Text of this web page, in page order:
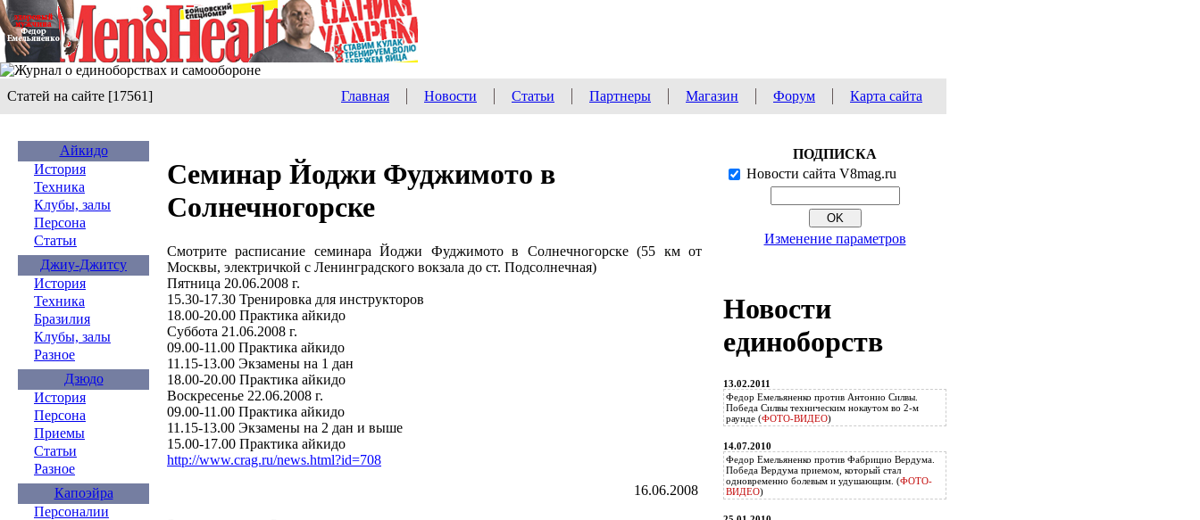
Статей на сайте [17561] Главная Новости Статьи Партнеры Магазин Форум Карта сайта
Айкидо
История
Техника
Клубы, залы
Персона
Статьи
Джиу-Джитсу
История
Техника
Бразилия
Клубы, залы
Разное
Дзюдо
История
Персона
Приемы
Статьи
Разное
Капоэйра
Персоналии
Семинар Йоджи Фуджимото в
Солнечногорске
Смотрите расписание семинара Йоджи Фуджимото в Солнечногорске (55 км от
Москвы, электричкой с Ленинградского вокзала до ст. Подсолнечная)
Пятница 20.06.2008 г.
15.30-17.30 Тренировка для инструкторов
18.00-20.00 Практика айкидо
Суббота 21.06.2008 г.
09.00-11.00 Практика айкидо
11.15-13.00 Экзамены на 1 дан
18.00-20.00 Практика айкидо
Воскресенье 22.06.2008 г.
09.00-11.00 Практика айкидо
11.15-13.00 Экзамены на 2 дан и выше
15.00-17.00 Практика айкидо
http://www.crag.ru/news.html?id=708
16.06.2008
ПОДПИСКА
Новости сайта V8mag.ru
Изменение параметров
Новости
единоборств
13.02.2011
Федор Емельяненко против Антонио Силвы.
Победа Силвы техническим нокаутом во 2-м
раунде (ФОТО-ВИДЕО)
14.07.2010
Федор Емельяненко против Фабрицио Вердума.
Победа Вердума приемом, который стал
одновременно болевым и удушающим. (ФОТО-
ВИДЕО)